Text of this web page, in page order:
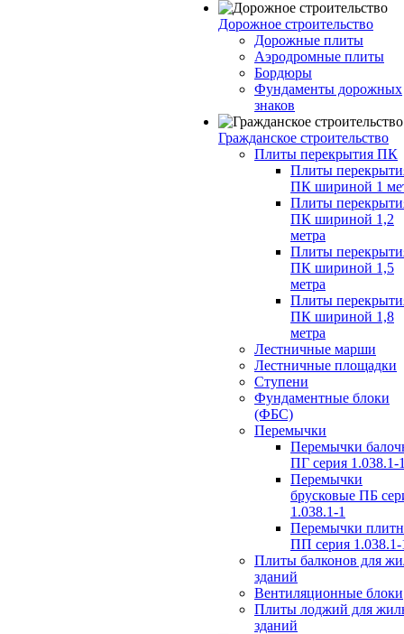
Дорожное строительство
Дорожные плиты
Аэродромные плиты
Бордюры
Фундаменты дорожных
знаков
Гражданское строительство
Плиты перекрытия ПК
Плиты
ПК шириной 1
Плиты
ПК шириной 1,2
метра
Плиты
ПК шириной 1,5
метра
Плиты
ПК шириной 1,8
метра
Лестничные марши
Лестничные площадки
Ступени
Фундаментные блоки
(ФБС)
Перемычки
Перемычки
ПГ серия 1.038.1-
Перемычки
брусковые ПБ
1.038.1-1
Перемычки
ПП серия 1.038.1-
Плиты балконов для
зданий
Вентиляционные блоки
Плиты лоджий для
зданий